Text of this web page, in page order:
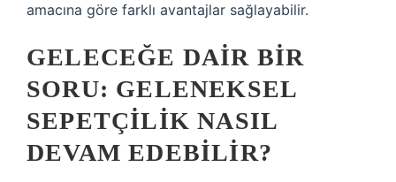
amacına göre farklı avantajlar sağlayabilir.
GELECEĞE DAIR BIR
SORU: GELENEKSEL
SEPETÇILIK NASIL
DEVAM EDEBILIR?